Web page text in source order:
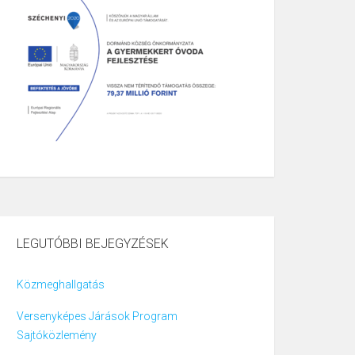
LEGUTÓBBI BEJEGYZÉSEK
Közmeghallgatás
Versenyképes Járások Program
Sajtóközlemény